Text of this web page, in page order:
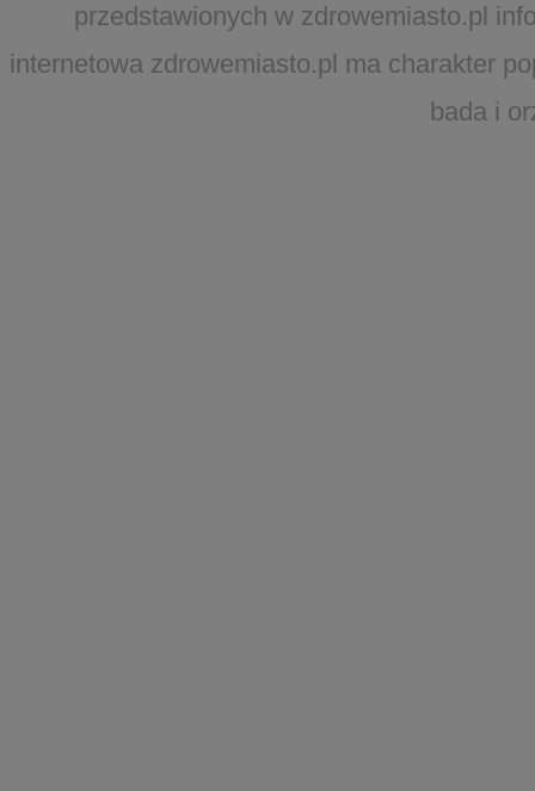
przedstawionych w zdrowemiasto.pl
internetowa zdrowemiasto.pl ma charakter
bada i